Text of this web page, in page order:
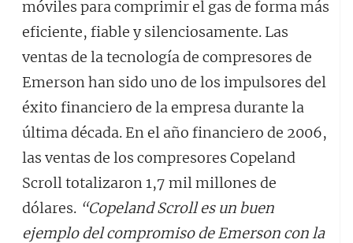
móviles para comprimir el gas de forma más
eficiente, fiable y silenciosamente. Las
ventas de la tecnología de compresores de
Emerson han sido uno de los impulsores del
éxito financiero de la empresa durante la
última década. En el año financiero de 2006,
las ventas de los compresores Copeland
Scroll totalizaron 1,7 mil millones de
dólares. “Copeland Scroll es un buen
ejemplo del compromiso de Emerson con la